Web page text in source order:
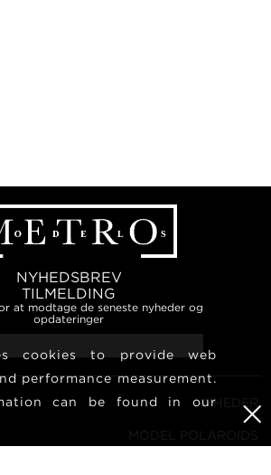
NYHEDSBREV
TILMELDING
at modtage de seneste nyheder og
opdateringer
NYHEDER
MODEL POLAROIDS
cookies to provide web
performance measurement.
can be found in our